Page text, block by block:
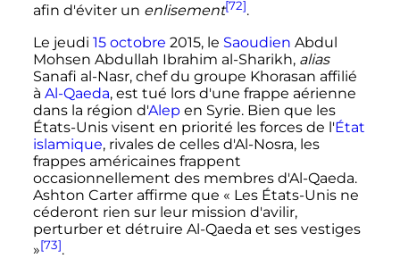
afin d'éviter un enlisement[72].
Le jeudi 15 octobre 2015, le Saoudien Abdul
Mohsen Abdullah Ibrahim al-Sharikh, alias
Sanafi al-Nasr, chef du groupe Khorasan affilié
à Al-Qaeda, est tué lors d'une frappe aérienne
dans la région d'Alep en Syrie. Bien que les
États-Unis visent en priorité les forces de l'État
islamique, rivales de celles d'Al-Nosra, les
frappes américaines frappent
occasionnellement des membres d'Al-Qaeda.
Ashton Carter affirme que « Les États-Unis ne
céderont rien sur leur mission d'avilir,
perturber et détruire Al-Qaeda et ses vestiges
»[73].